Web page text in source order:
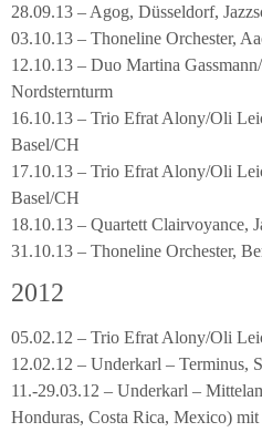
28.09.13 – Agog, Düsseldorf,
03.10.13 – Thoneline Orchester,
12.10.13 – Duo Martina
Nordsternturm
16.10.13 – Trio Efrat Alony/Oli
Basel/CH
17.10.13 – Trio Efrat Alony/Oli
Basel/CH
18.10.13 – Quartett Clairvoyance,
31.10.13 – Thoneline Orchester,
2012
05.02.12 – Trio Efrat Alony/Oli
12.02.12 – Underkarl – Terminus,
11.-29.03.12 – Underkarl –
Honduras, Costa Rica, Mexico)